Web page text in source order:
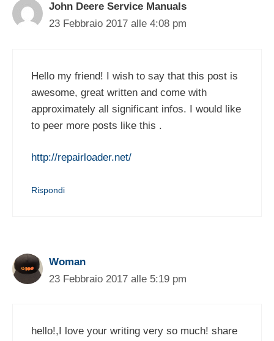
John Deere Service Manuals
23 Febbraio 2017 alle 4:08 pm
Hello my friend! I wish to say that this post is
awesome, great written and come with
approximately all significant infos. I would like
to peer more posts like this .
http://repairloader.net/
Rispondi
Woman
23 Febbraio 2017 alle 5:19 pm
hello!,I love your writing very so much! share